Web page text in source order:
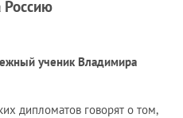
ученик Владимира
дипломатов говорят о том,